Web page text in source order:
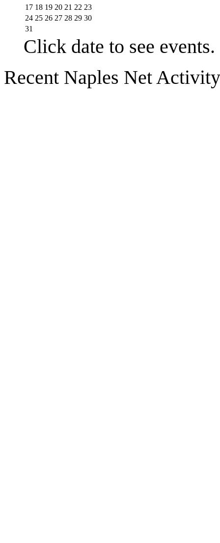
17 18 19 20 21 22 23
24 25 26 27 28 29 30
31
Click date to see events.
Recent Naples Net Activity